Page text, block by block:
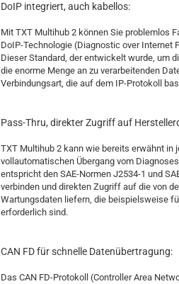
DoIP integriert, auch kabellos:
Mit TXT Multihub 2 können Sie problemlos
DoIP-Technologie (Diagnostic over Internet
Dieser Standard, der entwickelt wurde, um
die enorme Menge an zu verarbeitenden
Verbindungsart, die auf dem IP-Protokoll
Pass-Thru, direkter Zugriff auf
TXT Multihub 2 kann wie bereits erwähnt in
vollautomatischen Übergang vom
entspricht den SAE-Normen J2534-1 und
verbinden und direkten Zugriff auf die von
Wartungsdaten liefern, die beispielsweise
erforderlich sind.
CAN FD für schnelle Datenübertragung:
Das CAN FD-Protokoll (Controller Area